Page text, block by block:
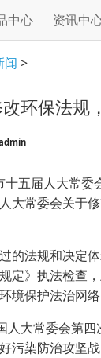
中心 资讯中
闻 >
环保法规
五届人大常
大常委会关于
的法规和决定
定》执法检查
境保护法治网络
人大常委会第
污染防治攻坚